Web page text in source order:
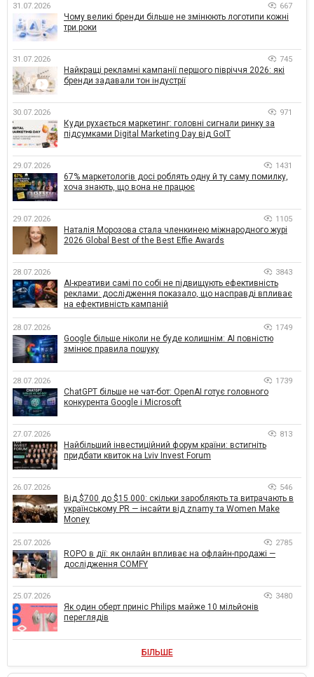
31.07.2026 667
Чому великі бренди більше не змінюють логотипи кожні
три роки
31.07.2026 745
Найкращі рекламні кампанії першого півріччя 2026: які
бренди задавали тон індустрії
30.07.2026 971
Куди рухається маркетинг: головні сигнали ринку за
підсумками Digital Marketing Day від GoIT
29.07.2026 1431
67% маркетологів досі роблять одну й ту саму помилку,
хоча знають, що вона не працює
29.07.2026 1105
Наталія Морозова стала членкинею міжнародного журі
2026 Global Best of the Best Effie Awards
28.07.2026 3843
AI-креативи самі по собі не підвищують ефективність
реклами: дослідження показало, що насправді впливає
на ефективність кампаній
28.07.2026 1749
Google більше ніколи не буде колишнім: AI повністю
змінює правила пошуку
28.07.2026 1739
ChatGPT більше не чат-бот: OpenAI готує головного
конкурента Google і Microsoft
27.07.2026 813
Найбільший інвестиційний форум країни: встигніть
придбати квиток на Lviv Invest Forum
26.07.2026 546
Від $700 до $15 000: скільки заробляють та витрачають в
українському PR — інсайти від znamy та Women Make
Money
25.07.2026 2785
ROPO в дії: як онлайн впливає на офлайн-продажі —
дослідження COMFY
25.07.2026 3480
Як один оберт приніс Philips майже 10 мільйонів
переглядів
БІЛЬШЕ